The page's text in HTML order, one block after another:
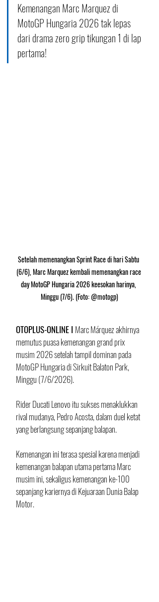
Kemenangan Marc Marquez di
MotoGP Hungaria 2026 tak lepas
dari drama zero grip tikungan 1 di lap
pertama!
Setelah memenangkan Sprint Race di hari Sabtu
(6/6), Marc Marquez kembali memenangkan race
day MotoGP Hungaria 2026 keesokan harinya,
Minggu (7/6). (Foto: @motogp)
OTOPLUS-ONLINE I Marc Márquez akhirnya
memutus puasa kemenangan grand prix
musim 2026 setelah tampil dominan pada
MotoGP Hungaria di Sirkuit Balaton Park,
Minggu (7/6/2026).
Rider Ducati Lenovo itu sukses menaklukkan
rival mudanya, Pedro Acosta, dalam duel ketat
yang berlangsung sepanjang balapan.
Kemenangan ini terasa spesial karena menjadi
kemenangan balapan utama pertama Marc
musim ini, sekaligus kemenangan ke-100
sepanjang kariernya di Kejuaraan Dunia Balap
Motor.